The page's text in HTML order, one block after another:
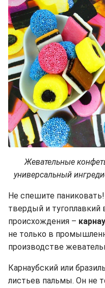
Жевательные
универсальный
Не спешите
твердый и тугоплавкий
происхождения –
не только в
производстве
Карнаубский или
листьев пальмы. Он не